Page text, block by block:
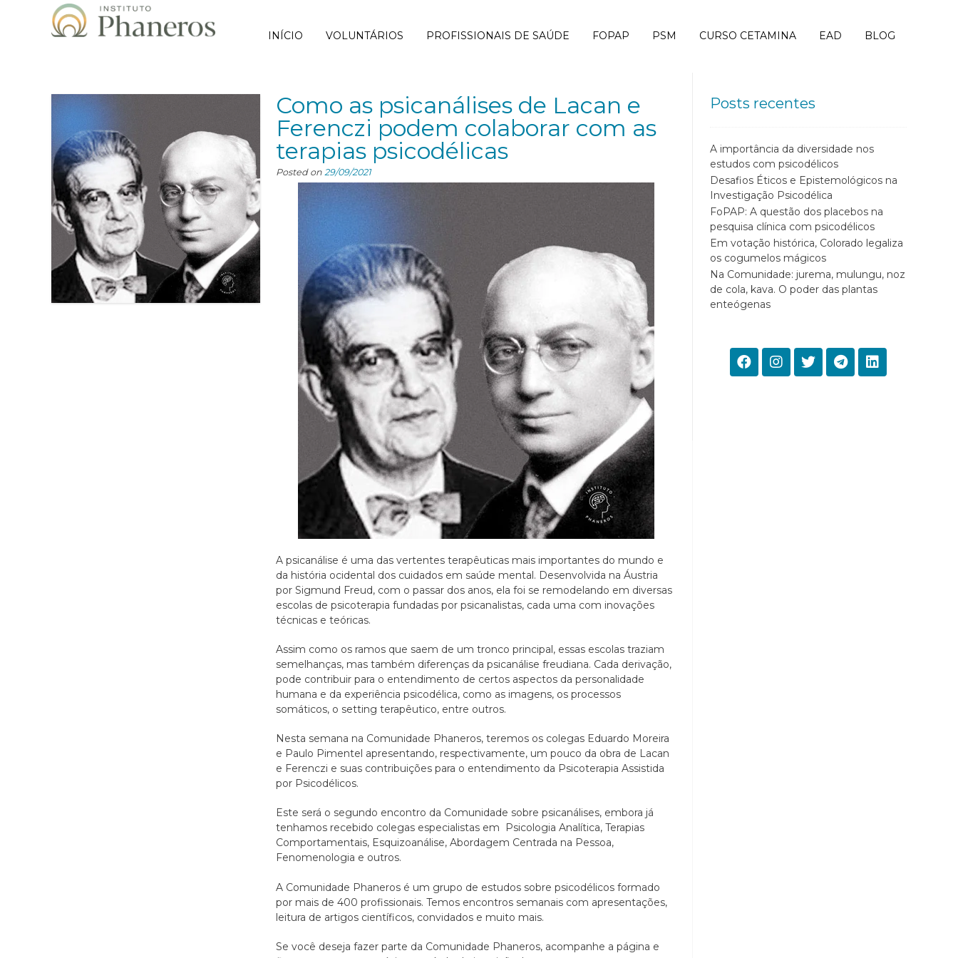
INÍCIO VOLUNTÁRIOS PROFISSIONAIS DE SAÚDE FOPAP PSM CURSO CETAMINA EAD BLOG
Como as psicanálises de Lacan e
Ferenczi podem colaborar com as
terapias psicodélicas
Posted on29/09/2021
A psicanálise é uma das vertentes terapêuticas mais importantes do mundo e
da história ocidental dos cuidados em saúde mental. Desenvolvida na Áustria
por Sigmund Freud, com o passar dos anos, ela foi se remodelando em diversas
escolas de psicoterapia fundadas por psicanalistas, cada uma com inovações
técnicas e teóricas.
Assim como os ramos que saem de um tronco principal, essas escolas traziam
semelhanças, mas também diferenças da psicanálise freudiana. Cada derivação,
pode contribuir para o entendimento de certos aspectos da personalidade
humana e da experiência psicodélica, como as imagens, os processos
somáticos, o setting terapêutico, entre outros.
Nesta semana na Comunidade Phaneros, teremos os colegas Eduardo Moreira
e Paulo Pimentel apresentando, respectivamente, um pouco da obra de Lacan
e Ferenczi e suas contribuições para o entendimento da Psicoterapia Assistida
por Psicodélicos.
Este será o segundo encontro da Comunidade sobre psicanálises, embora já
tenhamos recebido colegas especialistas em Psicologia Analítica, Terapias
Comportamentais, Esquizoanálise, Abordagem Centrada na Pessoa,
Fenomenologia e outros.
A Comunidade Phaneros é um grupo de estudos sobre psicodélicos formado
por mais de 400 profissionais. Temos encontros semanais com apresentações,
leitura de artigos científicos, convidados e muito mais.
Se você deseja fazer parte da Comunidade Phaneros, acompanhe a página e
Posts recentes
A importância da diversidade nos
estudos com psicodélicos
Desafios Éticos e Epistemológicos na
Investigação Psicodélica
FoPAP: A questão dos placebos na
pesquisa clínica com psicodélicos
Em votação histórica, Colorado legaliza
os cogumelos mágicos
Na Comunidade: jurema, mulungu, noz
de cola, kava. O poder das plantas
enteógenas